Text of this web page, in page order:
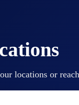
locations or